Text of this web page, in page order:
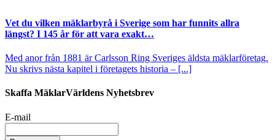
Vet du vilken mäklarbyrå i Sverige som har funnits allra
längst? I 145 år för att vara exakt…
Med anor från 1881 är Carlsson Ring Sveriges äldsta mäklarföretag.
Nu skrivs nästa kapitel i företagets historia – [...]
Skaffa MäklarVärldens Nyhetsbrev
E-mail